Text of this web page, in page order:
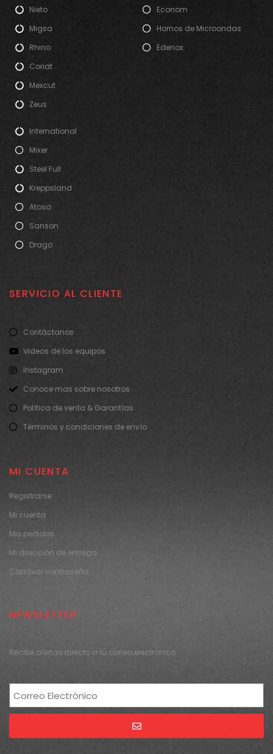
Nieto
Migsa
Rhino
Coriat
Mexcut
Zeus
Econom
Hornos de Microondas
Edenox
International
Mixer
Steel Full
Kreppsland
Atosa
Sanson
Drago
SERVICIO AL CLIENTE
Contáctanos
Videos de los equipos
Instagram
Conoce mas sobre nosotros
Política de venta & Garantías
Términos y condiciones de envío
MI CUENTA
Registrarse
Mi cuenta
Mis pedidos
Mi dirección de entrega
Cambiar contraseña
NEWSLETTER
Recibe ofertas directo a tu correo electrónico